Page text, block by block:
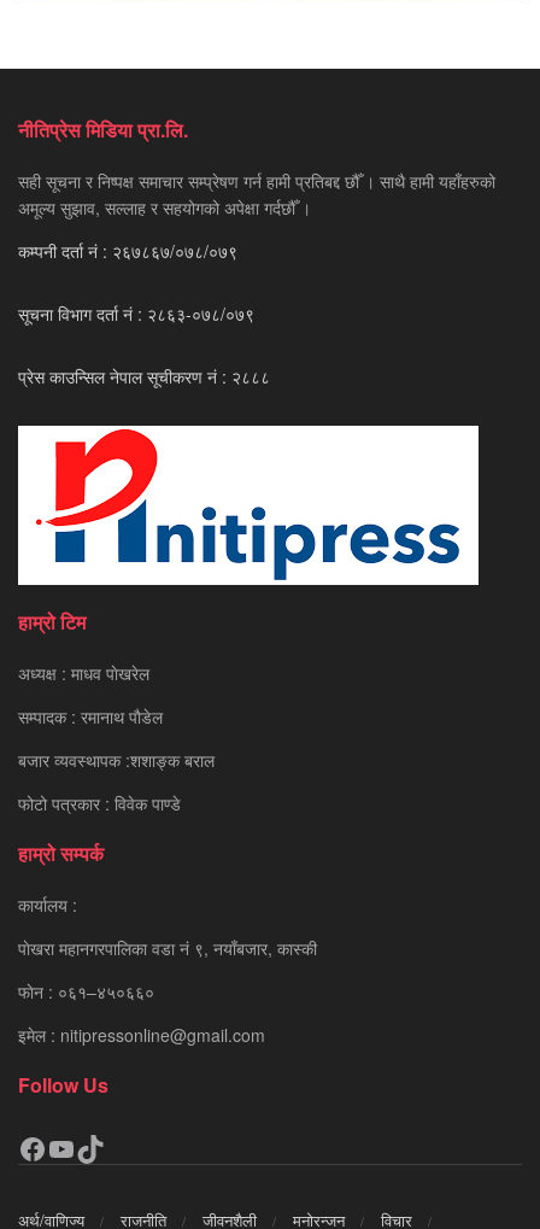
नीतिप्रेस मिडिया प्रा.लि.
सही सूचना र निष्पक्ष समाचार सम्प्रेषण गर्न हामी प्रतिबद्द छौँ । साथै हामी यहाँहरुको
अमूल्य सुझाव, सल्लाह र सहयोगको अपेक्षा गर्दछौँ ।
कम्पनी दर्ता नं : २६७८६७/०७८/०७९
सूचना विभाग दर्ता नं : २८६३-०७८/०७९
प्रेस काउन्सिल नेपाल सूचीकरण नं : २८८८
हाम्रो टिम
अध्यक्ष : माधव पाेखरेल
सम्पादक : रमानाथ पाैडेल
बजार व्यवस्थापक :शशाङ्क बराल
फोटो पत्रकार : विवेक पाण्डे
हाम्रो सम्पर्क
कार्यालय :
पाेखरा महानगरपालिका वडा नं ९, नयाँबजार, कास्की
फाेन : ०६१–४५०६६०
इमेल : nitipressonline@gmail.com
Follow Us
Facebook
YouTube
TikTok
अर्थ/वाणिज्य राजनीति जीवनशैली मनोरन्जन विचार